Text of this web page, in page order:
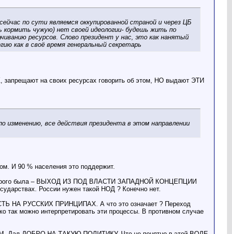
по сути являемся оккупированной страной и через ЦБ
кормить чужую) нет своей идеологии- будешь жить по
ресурсов. Слово президент у нас, это как нанятый
как в своё время генеральный секретарь
на своих ресурсах говорить об этом, НО выдают ЭТИ
все действия президента в этом направлении
90 % населения это поддержит.
была – ВЫХОД ИЗ ПОД ВЛАСТИ ЗАПАДНОЙ КОНЦЕПЦИИ
России нужен такой НОД ? Конечно нет.
НА РУССКИХ ПРИНЦИПАХ. А что это означает ? Переход
интерпретировать эти процессы. В противном случае